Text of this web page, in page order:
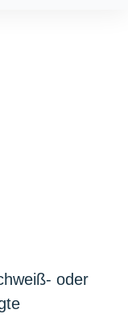
oder